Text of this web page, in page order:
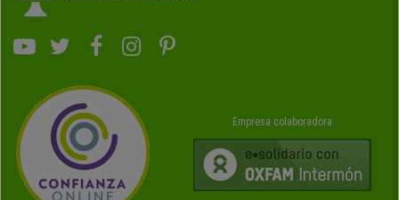
Empresa colaboradora